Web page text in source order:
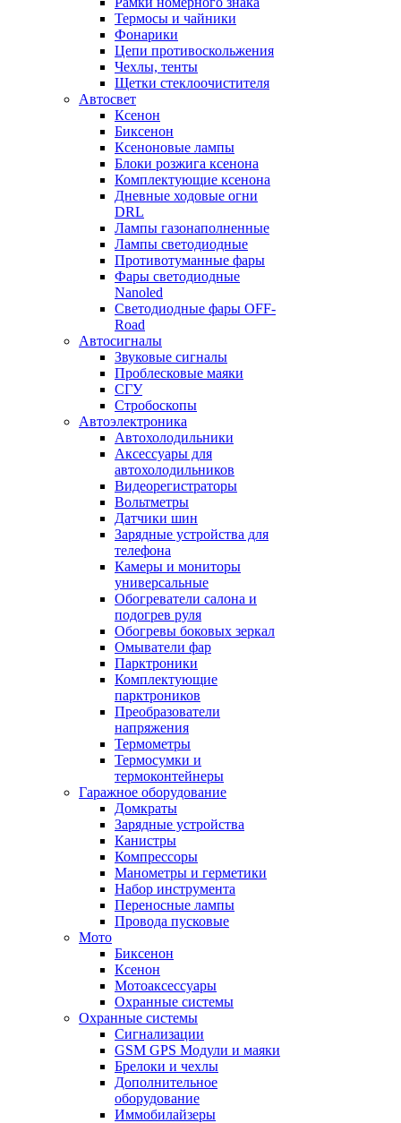
Термосы и чайники
Фонарики
Цепи противоскольжения
Чехлы, тенты
Щетки стеклоочистителя
Автосвет
Ксенон
Биксенон
Ксеноновые лампы
Блоки розжига ксенона
Комплектующие ксенона
Дневные ходовые огни
DRL
Лампы газонаполненные
Лампы светодиодные
Противотуманные фары
Фары светодиодные
Nanoled
Светодиодные фары OFF-
Road
Автосигналы
Звуковые сигналы
Проблесковые маяки
СГУ
Стробоскопы
Автоэлектроника
Автохолодильники
Аксессуары для
автохолодильников
Видеорегистраторы
Вольтметры
Датчики шин
Зарядные устройства для
телефона
Камеры и мониторы
универсальные
Обогреватели салона и
подогрев руля
Обогревы боковых зеркал
Омыватели фар
Парктроники
Комплектующие
парктроников
Преобразователи
напряжения
Термометры
Термосумки и
термоконтейнеры
Гаражное оборудование
Домкраты
Зарядные устройства
Канистры
Компрессоры
Манометры и герметики
Набор инструмента
Переносные лампы
Провода пусковые
Мото
Биксенон
Ксенон
Мотоаксессуары
Охранные системы
Охранные системы
Сигнализации
GSM GPS Модули и маяки
Брелоки и чехлы
Дополнительное
оборудование
Иммобилайзеры